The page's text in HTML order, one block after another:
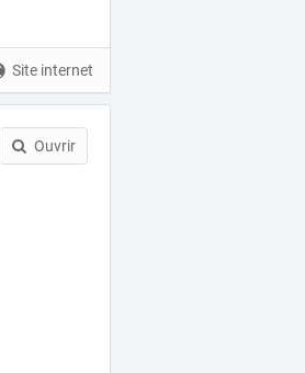
Site internet
Ouvrir